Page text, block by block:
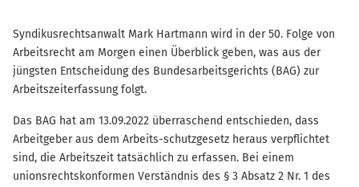
Syndikusrechtsanwalt Mark Hartmann wird in der 50. Folge von
Arbeitsrecht am Morgen einen Überblick geben, was aus der
jüngsten Entscheidung des Bundesarbeitsgerichts (BAG) zur
Arbeitszeiterfassung folgt.
Das BAG hat am 13.09.2022 überraschend entschieden, dass
Arbeitgeber aus dem Arbeits-schutzgesetz heraus verpflichtet
sind, die Arbeitszeit tatsächlich zu erfassen. Bei einem
unionsrechtskonformen Verständnis des § 3 Absatz 2 Nr. 1 des